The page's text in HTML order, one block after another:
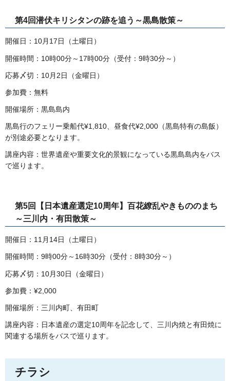
第4回潜伏キリシタンの跡を追う～黒島散策～
開催日：10月17日（土曜日）
開催時間：10時00分～17時00分（受付：9時30分～）
応募〆切：10月2日（金曜日）
参加費：無料
開催場所：黒島島内
黒島行のフェリー乗船代¥1,810、昼食代¥2,000（黒島特有の島飯）
が別途必要となります。
講座内容：世界遺産や重要文化的景観になっている黒島島内をバス
で巡ります。
第5回【日本遺産選定10周年】百花繚乱やきもののまち
～三川内・有田散策～
開催日：11月14日（土曜日）
開催時間：9時00分～16時30分（受付：8時30分～）
応募〆切：10月30日（金曜日）
参加費：¥2,000
開催場所：三川内町、有田町
講座内容：日本遺産の選定10周年を記念して、三川内焼と有田焼に
関連する場所をバスで巡ります。
チラシ